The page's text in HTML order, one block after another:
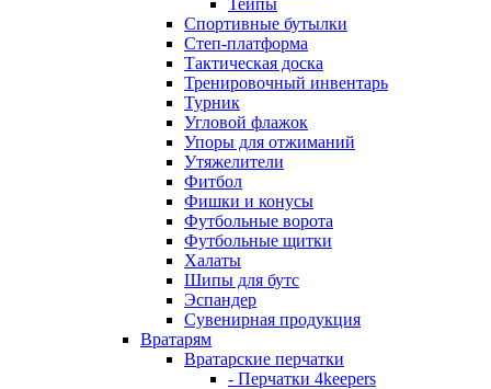
Тейпы
Спортивные бутылки
Степ-платформа
Тактическая доска
Тренировочный инвентарь
Турник
Угловой флажок
Упоры для отжиманий
Утяжелители
Фитбол
Фишки и конусы
Футбольные ворота
Футбольные щитки
Халаты
Шипы для бутс
Эспандер
Сувенирная продукция
Вратарям
Вратарские перчатки
- Перчатки 4keepers